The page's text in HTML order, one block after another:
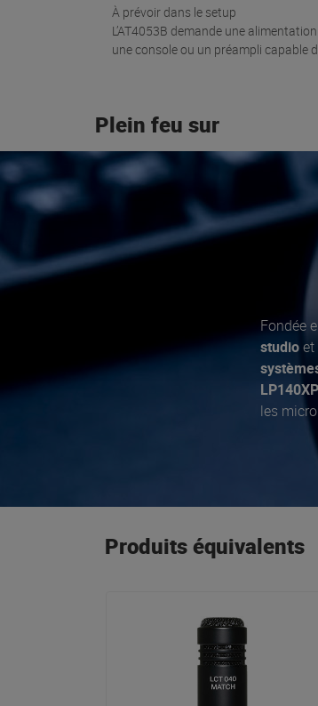
À prévoir dans le setup
L’AT4053B demande une
une console ou un préampli capable
Plein feu sur
Fondée
studioet
LP140XP
les
sont
Produits équivalents